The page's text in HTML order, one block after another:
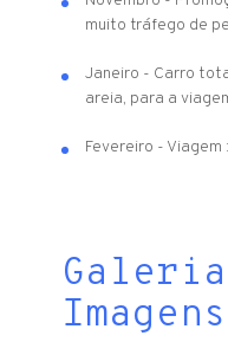
muito tráfego de
Janeiro - Carro
areia, para a
Fevereiro - Viagem
Imagens